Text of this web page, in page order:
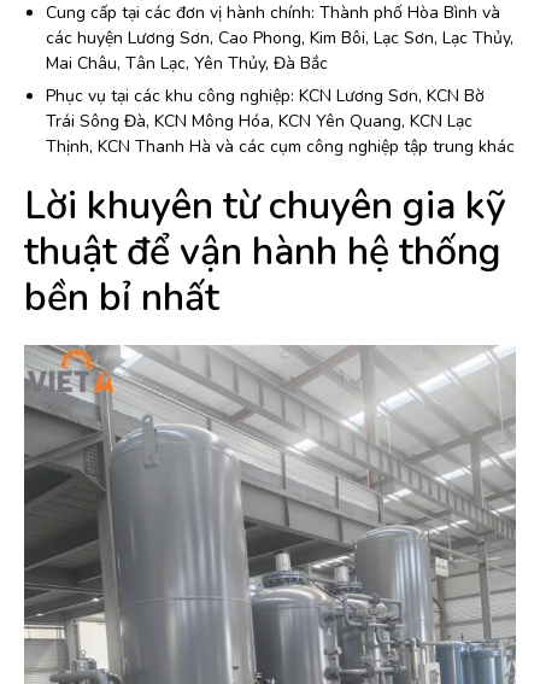
Cung cấp tại các đơn vị hành chính: Thành phố Hòa Bình và
các huyện Lương Sơn, Cao Phong, Kim Bôi, Lạc Sơn, Lạc Thủy,
Mai Châu, Tân Lạc, Yên Thủy, Đà Bắc
Phục vụ tại các khu công nghiệp: KCN Lương Sơn, KCN Bờ
Trái Sông Đà, KCN Mông Hóa, KCN Yên Quang, KCN Lạc
Thịnh, KCN Thanh Hà và các cụm công nghiệp tập trung khác
Lời khuyên từ chuyên gia kỹ
thuật để vận hành hệ thống
bền bỉ nhất